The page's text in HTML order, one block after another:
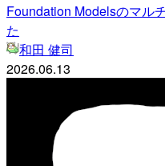
Foundation Modelsのマル
た
和田 健司
2026.06.13